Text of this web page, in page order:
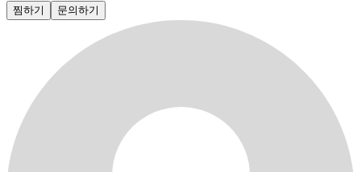
찜하기 문의하기